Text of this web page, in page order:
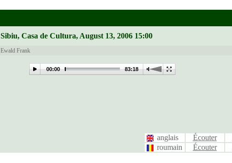
Sibiu, Casa de Cultura, August 13, 2006 15:00
Ewald Frank
00:00 83:18
anglais Écouter
roumain
Écouter